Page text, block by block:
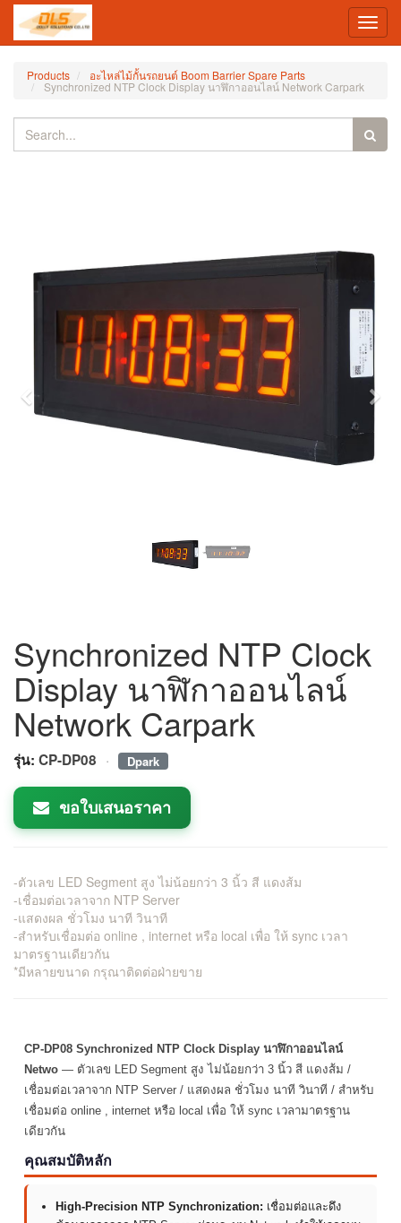
Products อะไหล่ไม้กั้นรถยนต์ Boom Barrier Spare Parts
Synchronized NTP Clock Display นาฬิกาออนไลน์ Network Carpark
Previous
Synchronized NTP Clock
Display นาฬิกาออนไลน์
Network Carpark
รุ่น: CP-DP08 · Dpark
ขอใบเสนอราคา
-ตัวเลข LED Segment สูง ไม่น้อยกว่า 3 นิ้ว สี แดงส้ม
-เชื่อมต่อเวลาจาก NTP Server
-แสดงผล ชั่วโมง นาที วินาที
-สำหรับเชื่อมต่อ online , internet หรือ local เพื่อ ให้ sync เวลา
มาตรฐานเดียวกัน
*มีหลายขนาด กรุณาติดต่อฝ่ายขาย
CP-DP08 Synchronized NTP Clock Display นาฬิกาออนไลน์
Netwo — ตัวเลข LED Segment สูง ไม่น้อยกว่า 3 นิ้ว สี แดงส้ม /
เชื่อมต่อเวลาจาก NTP Server / แสดงผล ชั่วโมง นาที วินาที / สำหรับ
เชื่อมต่อ online , internet หรือ local เพื่อ ให้ sync เวลามาตรฐาน
เดียวกัน
คุณสมบัติหลัก
High-Precision NTP Synchronization: เชื่อมต่อและดึง